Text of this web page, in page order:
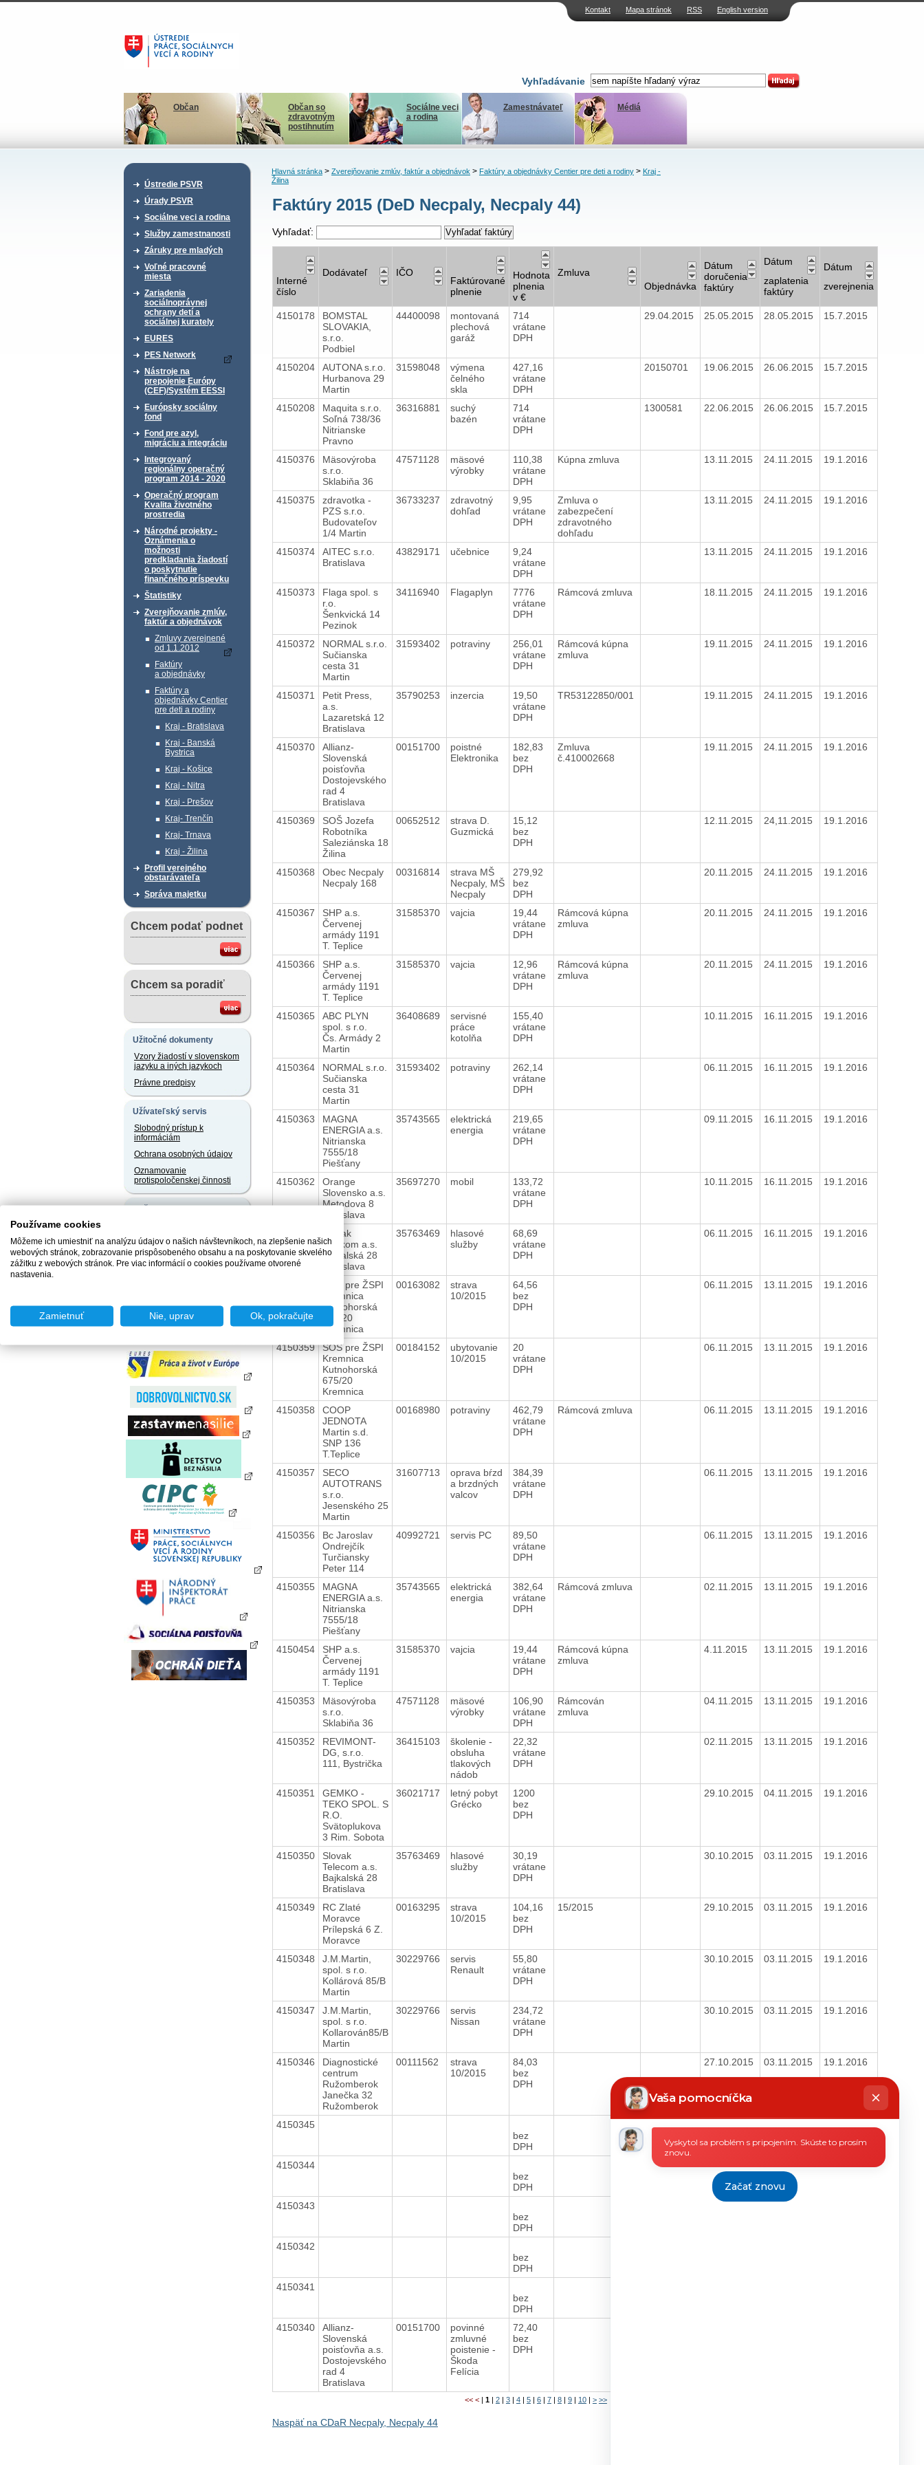
Kontakt Mapa stránok RSS English version
Vyhľadávanie
Občan
Občan so
zdravotným
postihnutím
Sociálne veci
a rodina
Zamestnávateľ Médiá
Ústredie PSVR
Úrady PSVR
Sociálne veci a rodina
Služby zamestnanosti
Záruky pre mladých
Voľné pracovné
miesta
Zariadenia
sociálnoprávnej
ochrany detí a
sociálnej kurately
EURES
PES Network
Nástroje na
prepojenie Európy
(CEF)/Systém EESSI
Európsky sociálny
fond
Fond pre azyl,
migráciu a integráciu
Integrovaný
regionálny operačný
program 2014 - 2020
Operačný program
Kvalita životného
prostredia
Národné projekty -
Oznámenia o
možnosti
predkladania žiadostí
o poskytnutie
finančného príspevku
Štatistiky
Zverejňovanie zmlúv,
faktúr a objednávok
Zmluvy zverejnené
od 1.1.2012
Faktúry
a objednávky
Faktúry a
objednávky Centier
pre deti a rodiny
Kraj - Bratislava
Kraj - Banská
Bystrica
Kraj - Košice
Kraj - Nitra
Kraj - Prešov
Kraj- Trenčín
Kraj- Trnava
Kraj - Žilina
Profil verejného
obstarávateľa
Správa majetku
Chcem podať podnet
Chcem sa poradiť
Užitočné dokumenty
Vzory žiadostí v slovenskom
jazyku a iných jazykoch
Právne predpisy
Užívateľský servis
Slobodný prístup k
informáciám
Ochrana osobných údajov
Oznamovanie
protispoločenskej činnosti
zamestnania za úhradu
Agentúry podporovaného
zamestnávania
Sociálne podniky
Chránené dielne a
Hlavná stránka> Zverejňovanie zmlúv, faktúr a objednávok> Faktúry a objednávky Centier pre deti a rodiny> Kraj -
Žilina
Faktúry 2015 (DeD Necpaly, Necpaly 44)
Vyhľadať:
Interné
číslo
Dodávateľ IČO
Faktúrované
plnenie
Hodnota
plnenia
v €
Zmluva
Objednávka
Dátum
doručenia
faktúry
Dátum
zaplatenia
faktúry
Dátum
zverejnenia
4150178
BOMSTAL
SLOVAKIA,
s.r.o.
Podbiel
44400098
montovaná
plechová
garáž
714
vrátane
DPH
29.04.2015 25.05.2015 28.05.2015 15.7.2015
4150204
AUTONA s.r.o.
Hurbanova 29
Martin
31598048
výmena
čelného
skla
427,16
vrátane
DPH
20150701 19.06.2015 26.06.2015 15.7.2015
4150208
Maquita s.r.o.
Soľná 738/36
Nitrianske
Pravno
36316881
suchý
bazén
714
vrátane
DPH
1300581 22.06.2015 26.06.2015 15.7.2015
4150376
Mäsovýroba
s.r.o.
Sklabiňa 36
47571128
mäsové
výrobky
110,38
vrátane
DPH
Kúpna zmluva 13.11.2015 24.11.2015 19.1.2016
4150375
zdravotka -
PZS s.r.o.
Budovateľov
1/4 Martin
36733237
zdravotný
dohľad
9,95
vrátane
DPH
Zmluva o
zabezpečení
zdravotného
dohľadu
13.11.2015 24.11.2015 19.1.2016
4150374
AITEC s.r.o.
Bratislava
43829171 učebnice
9,24
vrátane
DPH
13.11.2015 24.11.2015 19.1.2016
4150373
Flaga spol. s
r.o.
Šenkvická 14
Pezinok
34116940 Flagaplyn
7776
vrátane
DPH
Rámcová zmluva 18.11.2015 24.11.2015 19.1.2016
4150372
NORMAL s.r.o.
Sučianska
cesta 31
Martin
31593402 potraviny
256,01
vrátane
DPH
Rámcová kúpna
zmluva
19.11.2015 24.11.2015 19.1.2016
4150371
Petit Press,
a.s.
Lazaretská 12
Bratislava
35790253 inzercia
19,50
vrátane
DPH
TR53122850/001 19.11.2015 24.11.2015 19.1.2016
4150370
Allianz-
Slovenská
poisťovňa
Dostojevského
rad 4
Bratislava
00151700
poistné
Elektronika
182,83
bez
DPH
Zmluva
č.410002668
19.11.2015 24.11.2015 19.1.2016
4150369
SOŠ Jozefa
Robotníka
Saleziánska 18
Žilina
00652512
strava D.
Guzmická
15,12
bez
DPH
12.11.2015 24,11.2015 19.1.2016
4150368
Obec Necpaly
Necpaly 168
00316814
strava MŠ
Necpaly, MŠ
Necpaly
279,92
bez
DPH
20.11.2015 24.11.2015 19.1.2016
4150367
SHP a.s.
Červenej
armády 1191
T. Teplice
31585370 vajcia
19,44
vrátane
DPH
Rámcová kúpna
zmluva
20.11.2015 24.11.2015 19.1.2016
4150366
SHP a.s.
Červenej
armády 1191
T. Teplice
31585370 vajcia
12,96
vrátane
DPH
Rámcová kúpna
zmluva
20.11.2015 24.11.2015 19.1.2016
4150365
ABC PLYN
spol. s r.o.
Čs. Armády 2
Martin
36408689
servisné
práce
kotolňa
155,40
vrátane
DPH
10.11.2015 16.11.2015 19.1.2016
4150364
NORMAL s.r.o.
Sučianska
cesta 31
Martin
31593402 potraviny
262,14
vrátane
DPH
06.11.2015 16.11.2015 19.1.2016
4150363
MAGNA
ENERGIA a.s.
Nitrianska
7555/18
Piešťany
35743565
elektrická
energia
219,65
vrátane
DPH
09.11.2015 16.11.2015 19.1.2016
4150362
Orange
Slovensko a.s.
Metodova 8
Bratislava
35697270 mobil
133,72
vrátane
DPH
10.11.2015 16.11.2015 19.1.2016
Slovak
Telekom a.s.
Bajkalská 28
Bratislava
35763469
hlasové
služby
68,69
vrátane
DPH
06.11.2015 16.11.2015 19.1.2016
SOŠ pre ŽSPI
Kremnica
Kutnohorská
675/20
Kremnica
00163082
strava
10/2015
64,56
bez
DPH
06.11.2015 13.11.2015 19.1.2016
4150359
SOŠ pre ŽSPI
Kremnica
Kutnohorská
675/20
Kremnica
00184152
ubytovanie
10/2015
20
vrátane
DPH
06.11.2015 13.11.2015 19.1.2016
4150358
COOP
JEDNOTA
Martin s.d.
SNP 136
T.Teplice
00168980 potraviny
462,79
vrátane
DPH
Rámcová zmluva 06.11.2015 13.11.2015 19.1.2016
4150357
SECO
AUTOTRANS
s.r.o.
Jesenského 25
Martin
31607713
oprava bŕzd
a brzdných
valcov
384,39
vrátane
DPH
06.11.2015 13.11.2015 19.1.2016
4150356
Bc Jaroslav
Ondrejčík
Turčiansky
Peter 114
40992721 servis PC
89,50
vrátane
DPH
06.11.2015 13.11.2015 19.1.2016
4150355
MAGNA
ENERGIA a.s.
Nitrianska
7555/18
Piešťany
35743565
elektrická
energia
382,64
vrátane
DPH
Rámcová zmluva 02.11.2015 13.11.2015 19.1.2016
4150454
SHP a.s.
Červenej
armády 1191
T. Teplice
31585370 vajcia
19,44
vrátane
DPH
Rámcová kúpna
zmluva
4.11.2015 13.11.2015 19.1.2016
4150353
Mäsovýroba
s.r.o.
Sklabiňa 36
47571128
mäsové
výrobky
106,90
vrátane
DPH
Rámcován
zmluva
04.11.2015 13.11.2015 19.1.2016
4150352
REVIMONT-
DG, s.r.o.
111, Bystrička
36415103
školenie -
obsluha
tlakových
nádob
22,32
vrátane
DPH
02.11.2015 13.11.2015 19.1.2016
4150351
GEMKO -
TEKO SPOL. S
R.O.
Svätoplukova
3 Rim. Sobota
36021717
letný pobyt
Grécko
1200
bez
DPH
29.10.2015 04.11.2015 19.1.2016
4150350
Slovak
Telecom a.s.
Bajkalská 28
Bratislava
35763469
hlasové
služby
30,19
vrátane
DPH
30.10.2015 03.11.2015 19.1.2016
4150349
RC Zlaté
Moravce
Prílepská 6 Z.
Moravce
00163295
strava
10/2015
104,16
bez
DPH
15/2015 29.10.2015 03.11.2015 19.1.2016
4150348
J.M.Martin,
spol. s r.o.
Kollárová 85/B
Martin
30229766
servis
Renault
55,80
vrátane
DPH
30.10.2015 03.11.2015 19.1.2016
4150347
J.M.Martin,
spol. s r.o.
Kollarován85/B
Martin
30229766
servis
Nissan
234,72
vrátane
DPH
30.10.2015 03.11.2015 19.1.2016
4150346
Diagnostické
centrum
Ružomberok
Janečka 32
Ružomberok
00111562
strava
10/2015
84,03
bez
DPH
27.10.2015 03.11.2015 19.1.2016
4150345
bez
DPH
4150344
bez
DPH
19.1.2016
4150343
bez
DPH
4150342
bez
DPH
4150341
bez
DPH
4150340
Allianz-
Slovenská
poisťovňa a.s.
Dostojevského
rad 4
Bratislava
00151700
povinné
zmluvné
poistenie -
Škoda
Felícia
72,40
bez
DPH
<< <| 1| 2| 3| 4| 5| 6| 7| 8| 9| 10| > >>
Naspäť na CDaR Necpaly, Necpaly 44
Vaša pomocníčka
Chatbot
píše
Vyskytol sa problém s pripojením. Skúste to prosím
znovu.
Začať znovu
Používame cookies
Môžeme ich umiestniť na analýzu údajov o našich návštevníkoch, na zlepšenie našich
webových stránok, zobrazovanie prispôsobeného obsahu a na poskytovanie skvelého
zážitku z webových stránok. Pre viac informácií o cookies používame otvorené
nastavenia.
Zamietnuť Nie, uprav Ok, pokračujte